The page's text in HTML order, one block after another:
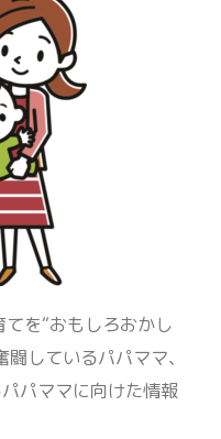
を“おもしろおかし
しているパパママ、
パママに向けた情報